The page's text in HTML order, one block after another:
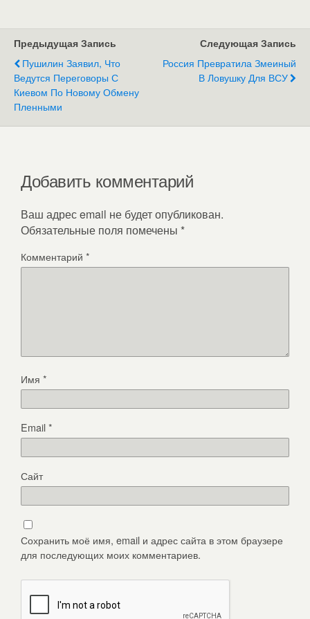
Предыдущая Запись
Пушилин Заявил, Что
Ведутся Переговоры С
Киевом По Новому Обмену
Пленными
Следующая Запись
Россия Превратила Змеиный
В Ловушку Для ВСУ
Добавить комментарий
Ваш адрес email не будет опубликован.
Обязательные поля помечены *
Комментарий *
Имя *
Email*
Сайт
Сохранить моё имя, email и адрес сайта в этом браузере
для последующих моих комментариев.